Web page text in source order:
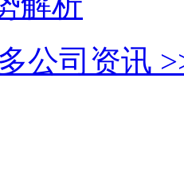
公司资讯